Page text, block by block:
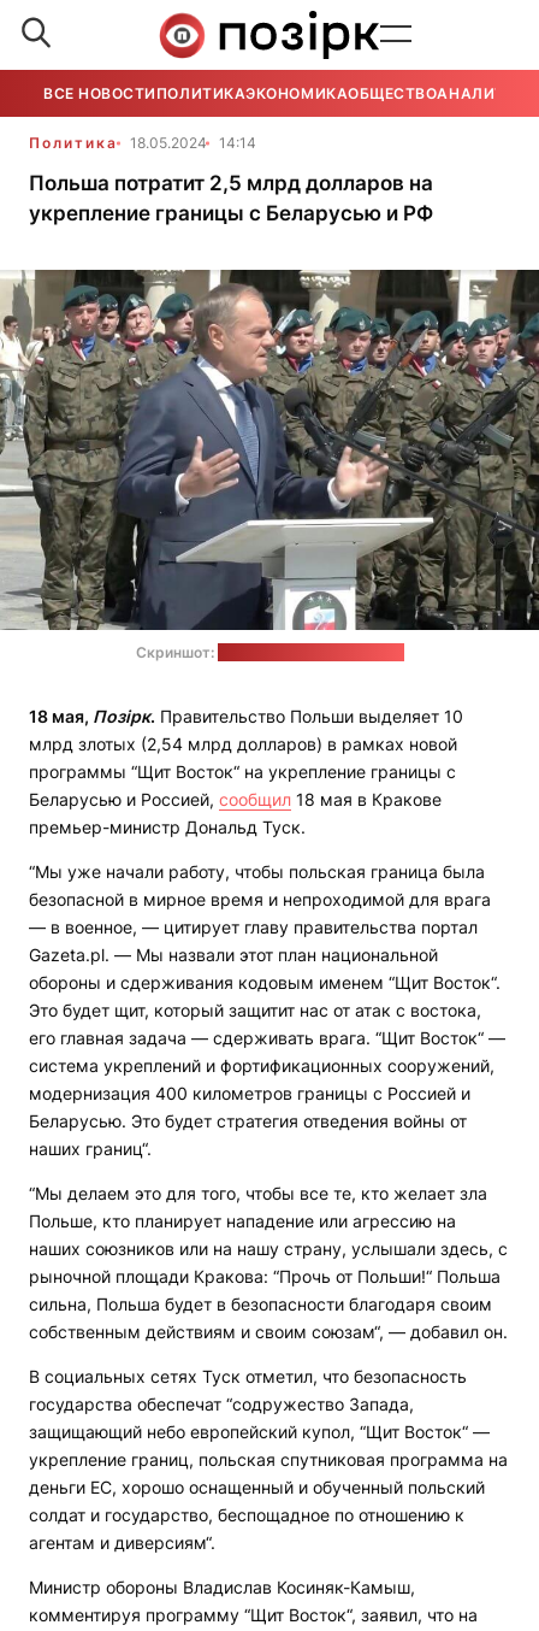
ВСЕ НОВОСТИ ПОЛИТИКАЭКОНОМИКАОБЩЕСТВОАНАЛИТИКА
Политика 18.05.2024 14:14
Польша потратит 2,5 млрд долларов на
укрепление границы с Беларусью и РФ
Скриншот:
18 мая, Позірк. Правительство Польши выделяет 10
млрд злотых (2,54 млрд долларов) в рамках новой
программы “Щит Восток“ на укрепление границы с
Беларусью и Россией, сообщил 18 мая в Кракове
премьер-министр Дональд Туск.
“Мы уже начали работу, чтобы польская граница была
безопасной в мирное время и непроходимой для врага
— в военное, — цитирует главу правительства портал
Gazeta.pl. — Мы назвали этот план национальной
обороны и сдерживания кодовым именем “Щит Восток“.
Это будет щит, который защитит нас от атак с востока,
его главная задача — сдерживать врага. “Щит Восток“ —
система укреплений и фортификационных сооружений,
модернизация 400 километров границы с Россией и
Беларусью. Это будет стратегия отведения войны от
наших границ“.
“Мы делаем это для того, чтобы все те, кто желает зла
Польше, кто планирует нападение или агрессию на
наших союзников или на нашу страну, услышали здесь, с
рыночной площади Кракова: “Прочь от Польши!“ Польша
сильна, Польша будет в безопасности благодаря своим
собственным действиям и своим союзам“, — добавил он.
В социальных сетях Туск отметил, что безопасность
государства обеспечат “содружество Запада,
защищающий небо европейский купол, “Щит Восток“ —
укрепление границ, польская спутниковая программа на
деньги ЕС, хорошо оснащенный и обученный польский
солдат и государство, беспощадное по отношению к
агентам и диверсиям“.
Министр обороны Владислав Косиняк-Камыш,
комментируя программу “Щит Восток“, заявил, что на